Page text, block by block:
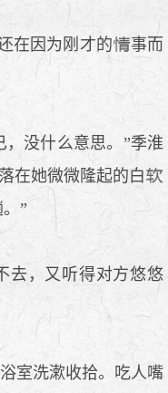
在因为刚才的
事而
没什么意思。”季淮
在她微微隆起的白
”
去，又听得对方悠悠
室洗漱收拾。吃人嘴